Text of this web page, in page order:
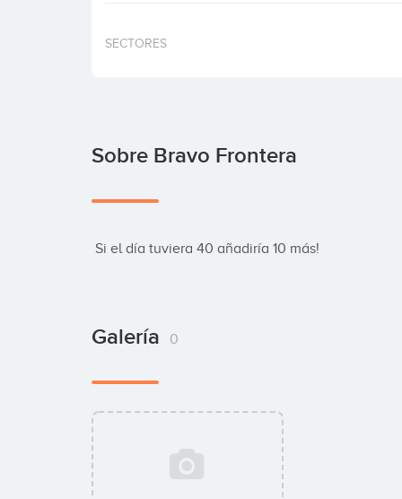
SECTORES
Sobre Bravo Frontera
Si el día tuviera 40 añadiría 10 más!
Galería 0